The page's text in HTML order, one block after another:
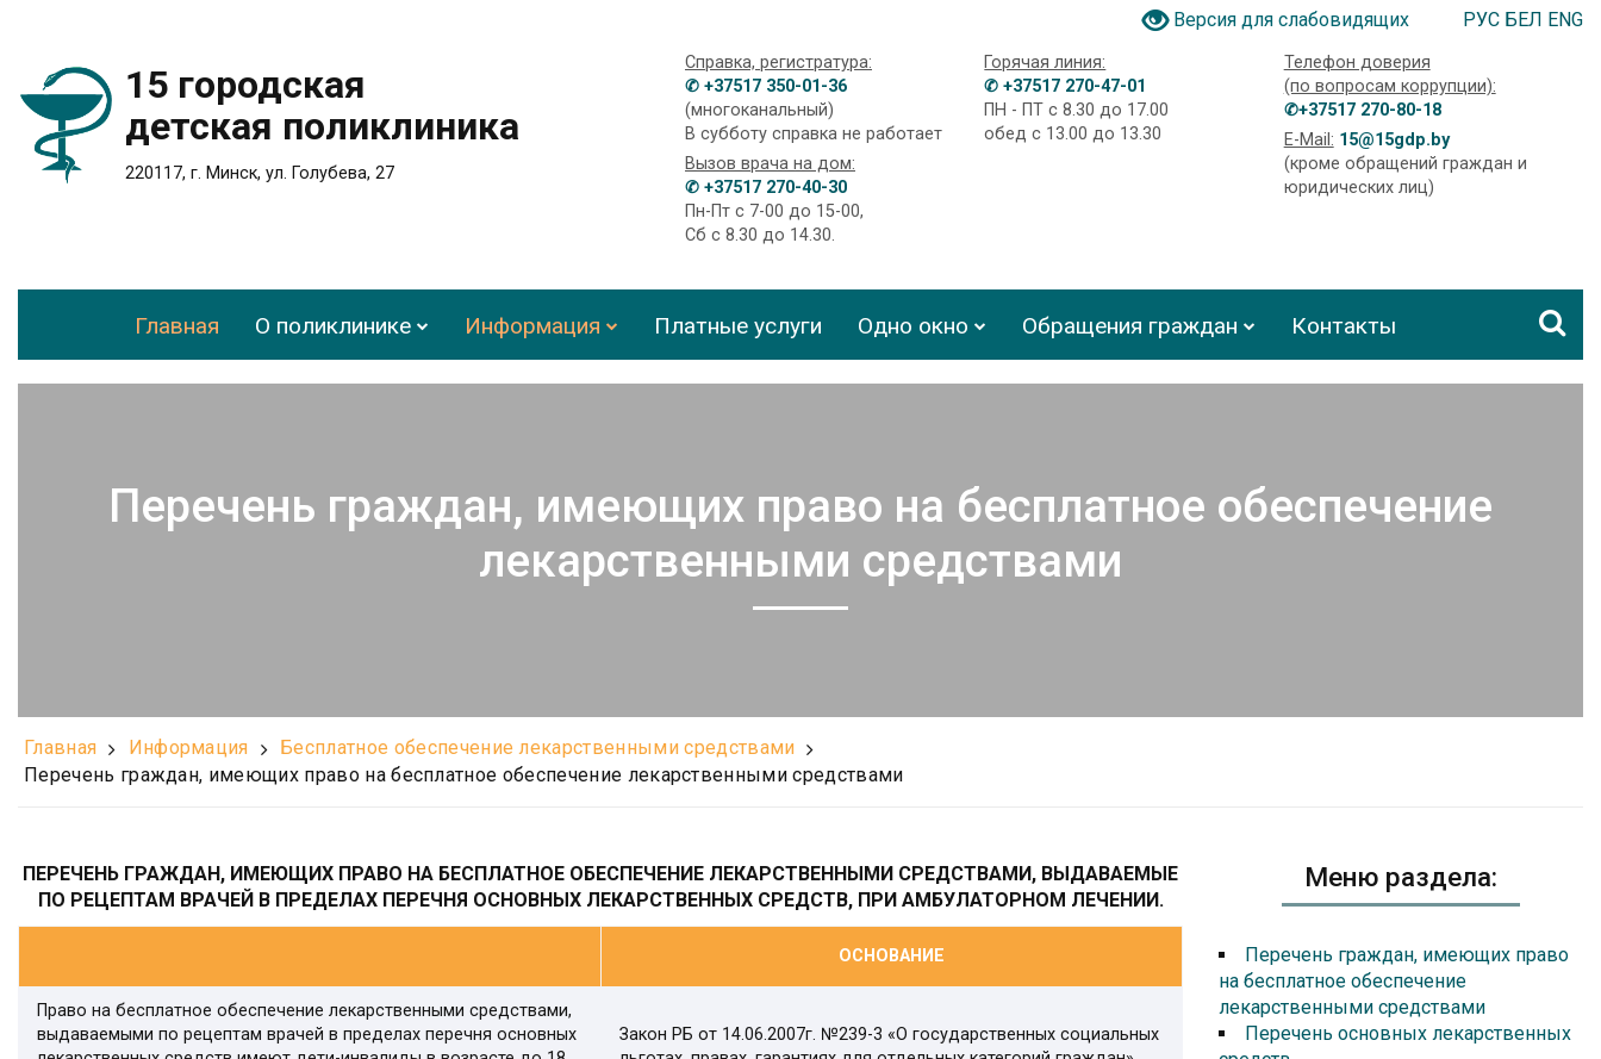
Версия для слабовидящих РУС БЕЛ ENG
15 городская
детская поликлиника
220117, г. Минск, ул. Голубева, 27
Справка, регистратура:
✆ +37517 350-01-36
(многоканальный)
В субботу справка не работает
Вызов врача на дом:
✆ +37517 270-40-30
Пн-Пт с 7-00 до 15-00,
Сб с 8.30 до 14.30.
Горячая линия:
✆ +37517 270-47-01
ПН - ПТ с 8.30 до 17.00
обед с 13.00 до 13.30
Телефон доверия
(по вопросам коррупции):
✆+37517 270-80-18
E-Mail: 15@15gdp.by
(кроме обращений граждан и
юридических лиц)
Главная О поликлинике Информация Платные услуги Одно окно Обращения граждан Контакты
Перечень граждан, имеющих право на бесплатное обеспечение
лекарственными средствами
Главная Информация
Бесплатное обеспечение лекарственными средствами
Перечень граждан, имеющих право на бесплатное обеспечение лекарственными средствами
ПЕРЕЧЕНЬ ГРАЖДАН, ИМЕЮЩИХ ПРАВО НА БЕСПЛАТНОЕ ОБЕСПЕЧЕНИЕ ЛЕКАРСТВЕННЫМИ СРЕДСТВАМИ, ВЫДАВАЕМЫЕ
ПО РЕЦЕПТАМ ВРАЧЕЙ В ПРЕДЕЛАХ ПЕРЕЧНЯ ОСНОВНЫХ ЛЕКАРСТВЕННЫХ СРЕДСТВ, ПРИ АМБУЛАТОРНОМ ЛЕЧЕНИИ.
ОСНОВАНИЕ
Право на бесплатное обеспечение лекарственными средствами,
выдаваемыми по рецептам врачей в пределах перечня основных
Закон РБ от 14.06.2007г. №239-3 «О государственных социальных
Меню раздела:
Перечень граждан, имеющих право
на бесплатное обеспечение
лекарственными средствами
Перечень основных лекарственных